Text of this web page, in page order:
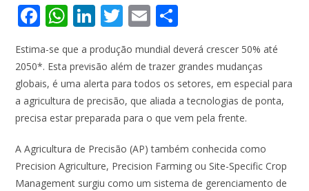
F
e
b
o
o
k
W
at
s
A
p
p
Li
n
k
e
dI
n
T
itt
er
E
m
ai
l
ar
e
Estima-se que a produção mundial deverá crescer 50% até
2050*. Esta previsão além de trazer grandes mudanças
globais, é uma alerta para todos os setores, em especial para
a agricultura de precisão, que aliada a tecnologias de ponta,
precisa estar preparada para o que vem pela frente.
A Agricultura de Precisão (AP) também conhecida como
Precision Agriculture, Precision Farming ou Site-Specific Crop
Management surgiu como um sistema de gerenciamento de